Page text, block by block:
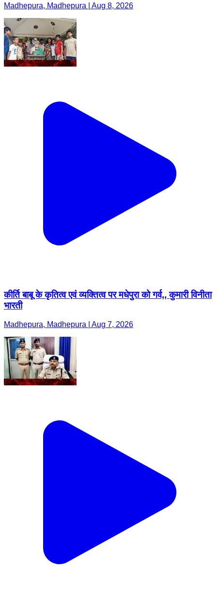
Madhepura, Madhepura | Aug 8, 2026
कीर्ति बाबू के कृतित्व एवं व्यक्तित्व पर मधेपुरा को गर्व,, कुमारी विनीता
भारती
Madhepura, Madhepura | Aug 7, 2026